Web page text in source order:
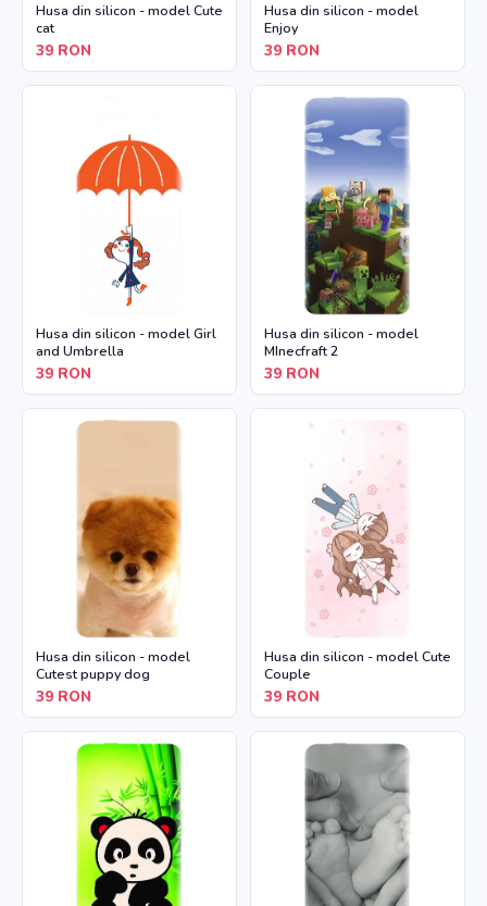
Husa din silicon - model Cute
cat
39 RON
Husa din silicon - model
Enjoy
39 RON
Husa din silicon - model Girl
and Umbrella
39 RON
Husa din silicon - model
MInecfraft 2
39 RON
Husa din silicon - model
Cutest puppy dog
39 RON
Husa din silicon - model Cute
Couple
39 RON